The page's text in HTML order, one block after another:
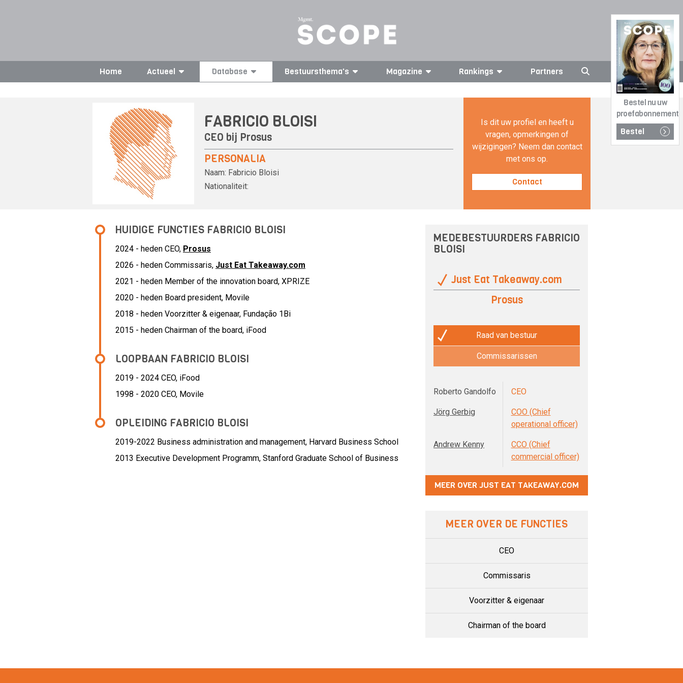
Bestel nu uw
proefabonnement
Bestel
Home Actueel Database Bestuursthema's Magazine Rankings Partners
FABRICIO BLOISI
CEO bij Prosus
PERSONALIA
Naam: Fabricio Bloisi
Nationaliteit:
Is dit uw profiel en heeft u
vragen, opmerkingen of
wijzigingen? Neem dan contact
met ons op.
Contact
HUIDIGE FUNCTIES FABRICIO BLOISI
2024 - heden CEO, Prosus
2026 - heden Commissaris, Just Eat Takeaway.com
2021 - heden Member of the innovation board, XPRIZE
2020 - heden Board president, Movile
2018 - heden Voorzitter & eigenaar, Fundação 1Bi
2015 - heden Chairman of the board, iFood
LOOPBAAN FABRICIO BLOISI
2019 - 2024 CEO, iFood
1998 - 2020 CEO, Movile
OPLEIDING FABRICIO BLOISI
2019-2022 Business administration and management, Harvard Business School
2013 Executive Development Programm, Stanford Graduate School of Business
MEDEBESTUURDERS FABRICIO
BLOISI
Just Eat Takeaway.com
Prosus
Raad van bestuur
Commissarissen
Roberto Gandolfo CEO
Jörg Gerbig
COO (Chief
operational officer)
Andrew Kenny
CCO (Chief
commercial officer)
MEER OVER JUST EAT TAKEAWAY.COM
MEER OVER DE FUNCTIES
CEO
Commissaris
Voorzitter & eigenaar
Chairman of the board